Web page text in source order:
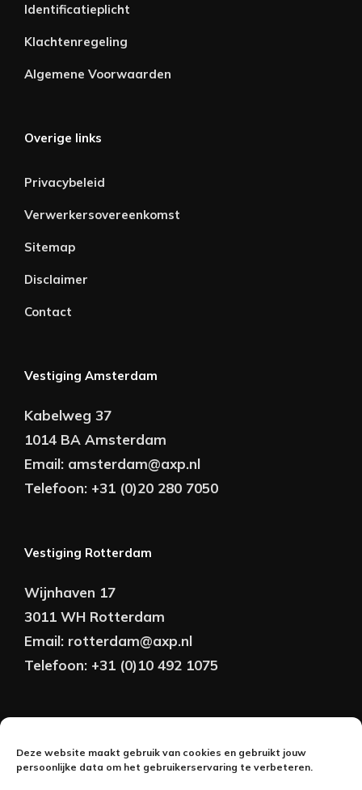
Deze website maakt gebruik van cookies en gebruikt jouw
persoonlijke data om het gebruikerservaring te verbeteren.
Identificatieplicht
Klachtenregeling
Algemene Voorwaarden
Overige links
Privacybeleid
Verwerkersovereenkomst
Sitemap
Disclaimer
Contact
Vestiging Amsterdam
Kabelweg 37
1014 BA Amsterdam
Email: amsterdam@axp.nl
Telefoon: +31 (0)20 280 7050
Vestiging Rotterdam
Wijnhaven 17
3011 WH Rotterdam
Email: rotterdam@axp.nl
Telefoon: +31 (0)10 492 1075
Onderhoud: